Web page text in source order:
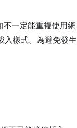
一定能重複使用網
入樣式。為避免發生